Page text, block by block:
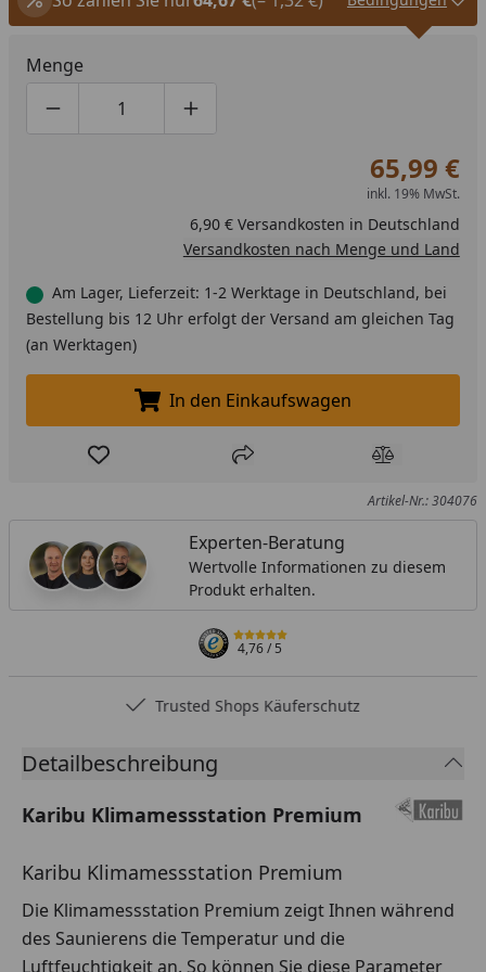
Menge
Produktmenge um eins verringern
Produktmenge manuell eingeben
Produktmenge um eins erhöhen
65,99 €
inkl. 19% MwSt.
6,90 € Versandkosten in Deutschland
Versandkosten nach Menge und Land
Am Lager, Lieferzeit: 1-2 Werktage in Deutschland, bei
Bestellung bis 12 Uhr erfolgt der Versand am gleichen Tag
(an Werktagen)
In den Einkaufswagen legen
In den Einkaufswagen
Produkt zur Wunschliste hinzufügen
Teilen Produkt
Artikel-Nr.: 304076
Experten-Beratung
Wertvolle Informationen zu diesem
Produkt erhalten.
4,76/ 5
Trusted Shops Käuferschutz
Detailbeschreibung
Karibu Klimamessstation Premium
Karibu Klimamessstation Premium
Die Klimamessstation Premium zeigt Ihnen während
des Saunierens die Temperatur und die
Luftfeuchtigkeit an. So können Sie diese Parameter